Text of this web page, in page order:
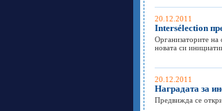
20.12.2011
Intersélection
Организаторите на
новата си
20.12.2011
Наградата за
Предвижда се